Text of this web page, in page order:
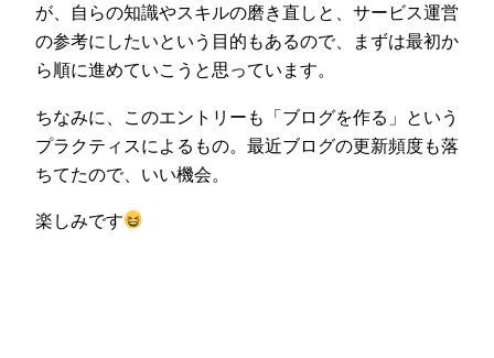
が、自らの知識やスキルの磨き直しと、サービス運営
の参考にしたいという目的もあるので、まずは最初か
ら順に進めていこうと思っています。
ちなみに、このエントリーも「ブログを作る」という
プラクティスによるもの。最近ブログの更新頻度も落
ちてたので、いい機会。
楽しみです